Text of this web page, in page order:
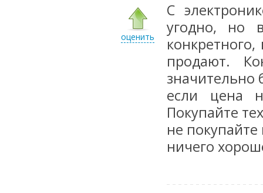
оценить
С
угодно, но
продают.
значительно
если цена
Покупайте
не
ничего